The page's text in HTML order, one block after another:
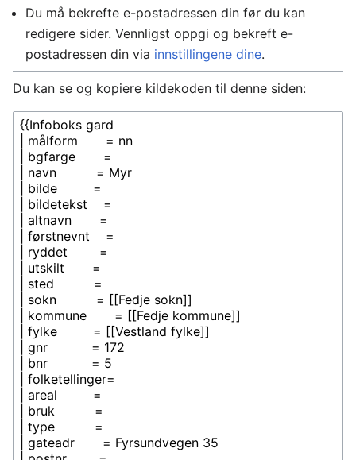
Du må bekrefte e-postadressen din før du kan
redigere sider. Vennligst oppgi og bekreft e-
postadressen din via innstillingene dine.
Du kan se og kopiere kildekoden til denne siden: